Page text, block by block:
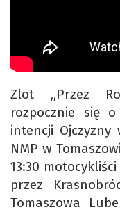
Zlot „Przez
rozpocznie się
intencji
NMP w
13:30
przez
Tomaszowa